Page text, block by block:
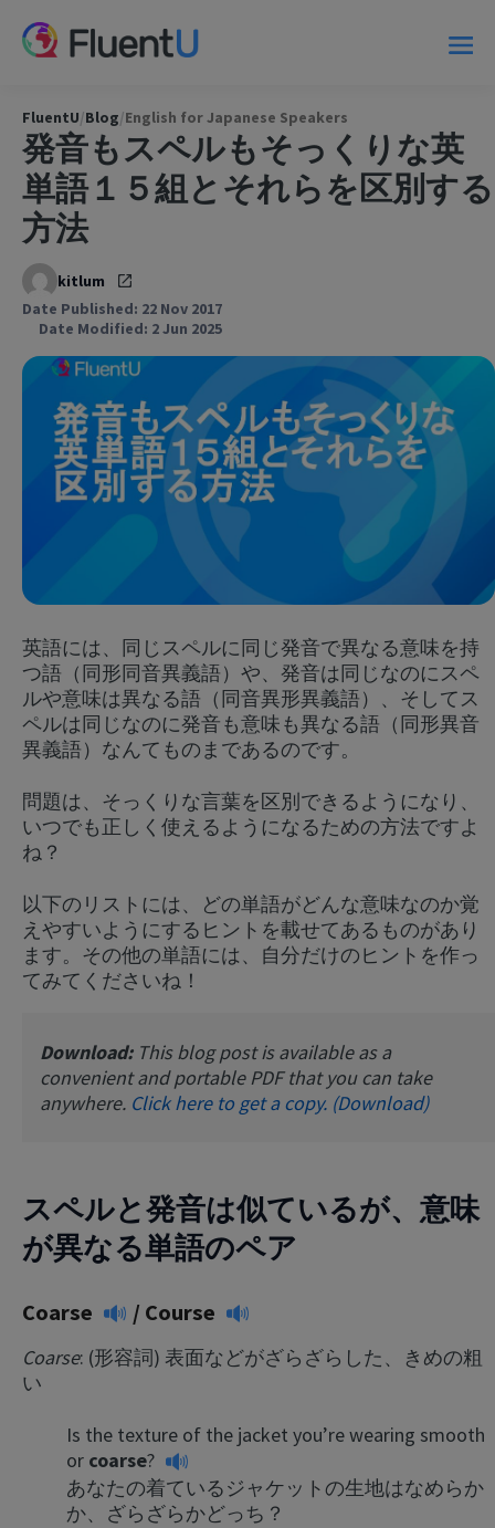
Try
FluentU/Blog/English for Japanese Speakers
発音もスペルもそっくりな英
単語１５組とそれらを区別する
方法
kitlum
Date Published: 22 Nov 2017
Date Modified: 2 Jun 2025
英語には、同じスペルに同じ発音で異なる意味を持
つ語（同形同音異義語）や、発音は同じなのにスペ
ルや意味は異なる語（同音異形異義語）、そしてス
ペルは同じなのに発音も意味も異なる語（同形異音
異義語）なんてものまであるのです。
問題は、そっくりな言葉を区別できるようになり、
いつでも正しく使えるようになるための方法ですよ
ね？
以下のリストには、どの単語がどんな意味なのか覚
えやすいようにするヒントを載せてあるものがあり
ます。その他の単語には、自分だけのヒントを作っ
てみてくださいね！
Download: This blog post is available as a
convenient and portable PDF that you can take
anywhere. Click here to get a copy. (Download)
スペルと発音は似ているが、意味
が異なる単語のペア
Coarse / Course
Coarse: (形容詞) 表面などがざらざらした、きめの粗
い
Is the texture of the jacket you’re wearing smooth
or coarse?
あなたの着ているジャケットの生地はなめらか
か、ざらざらかどっち？